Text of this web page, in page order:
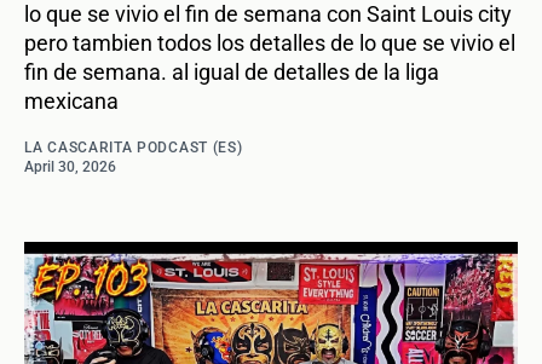
lo que se vivio el fin de semana con Saint Louis city
pero tambien todos los detalles de lo que se vivio el
fin de semana. al igual de detalles de la liga
mexicana
LA CASCARITA PODCAST (ES)
April 30, 2026